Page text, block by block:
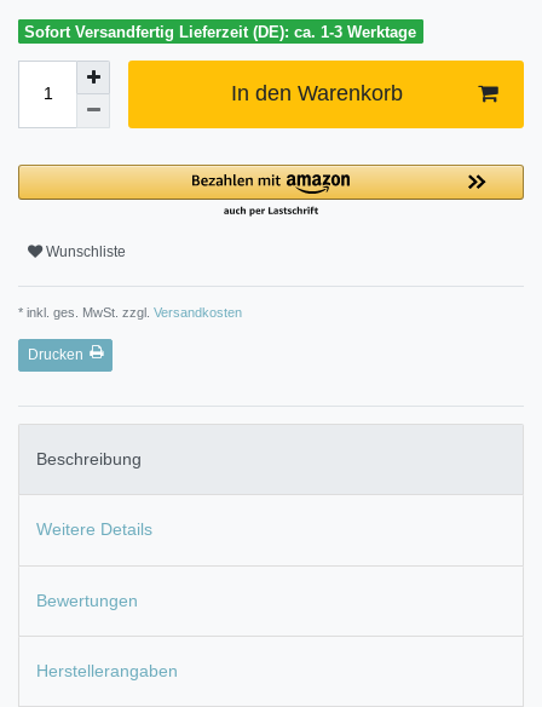
Sofort Versandfertig Lieferzeit (DE): ca. 1-3 Werktage
In den Warenkorb
Wunschliste
* inkl. ges. MwSt. zzgl. Versandkosten
Drucken
Beschreibung
Weitere Details
Bewertungen
Herstellerangaben